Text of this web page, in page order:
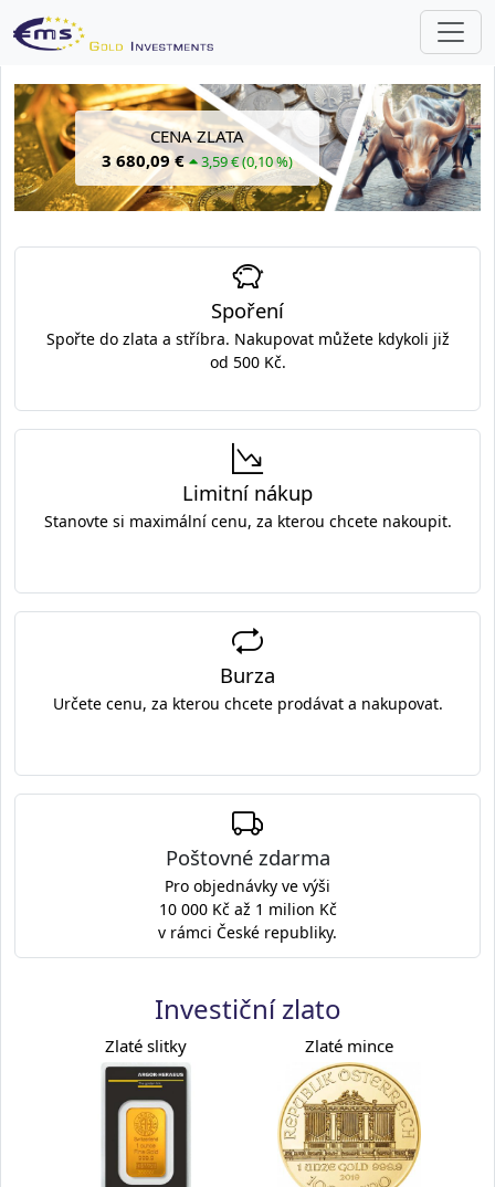
CENA ZLATA
3 680,09 €
3,59 € (0,10 %)
Spoření
Spořte do zlata a stříbra. Nakupovat můžete kdykoli již
od 500 Kč.
Limitní nákup
Stanovte si maximální cenu, za kterou chcete nakoupit.
Burza
Určete cenu, za kterou chcete prodávat a nakupovat.
Poštovné zdarma
Pro objednávky ve výši
10 000 Kč až 1 milion Kč
v rámci České republiky.
Investiční zlato
Zlaté slitky Zlaté mince